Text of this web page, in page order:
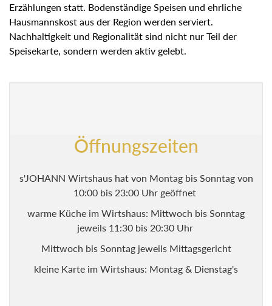
und Erzählungen statt. Bodenständige Speisen und
ehrliche Hausmannskost aus der Region werden serviert.
Nachhaltigkeit und Regionalität sind nicht nur Teil der
Speisekarte, sondern werden aktiv gelebt.
Öffnungszeiten
s'JOHANN Wirtshaus hat von Montag bis Sonntag von
10:00 bis 23:00 Uhr geöffnet
warme Küche im Wirtshaus: Mittwoch bis Sonntag
jeweils 11:30 bis 20:30 Uhr
Mittwoch bis Sonntag jeweils Mittagsgericht
kleine Karte im Wirtshaus: Montag & Dienstag's